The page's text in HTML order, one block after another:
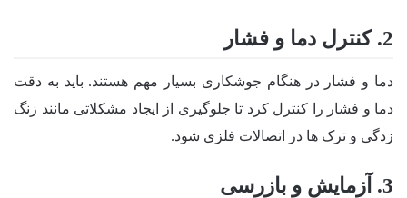
2. کنترل دما و فشار
دما و فشار در هنگام جوشکاری بسیار مهم هستند. باید به دقت
دما و فشار را کنترل کرد تا جلوگیری از ایجاد مشکلاتی مانند زنگ
زدگی و ترک ها در اتصالات فلزی شود.
3. آزمایش و بازرسی